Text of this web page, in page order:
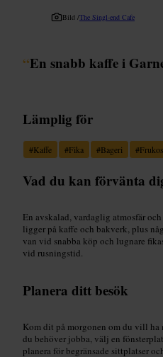
Bild /The Singl-end Cafe
“En snabb kaffe i
Lämplig för
#Kaffe #Fika #Bageri #
Vad du kan förvänta
En avskalad, vardaglig atmosfär
ligger på kaffe och bakverk, plus
van vid snabba köp och lugnare
vid rusningstid.
Planera ditt besök
Kom dit på morgonen om du vill ha
du behöver jobba, välj en
planera för begränsade sittplatser